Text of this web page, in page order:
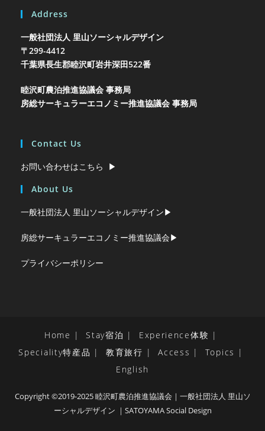
験-
加
者
募
集
Address
一般社団法人 里山ソーシャルデザイン
〒299-4412
千葉県長生郡睦沢町岩井深田522番
睦沢町農泊推進協議会 事務局
房総サーキュラーエコノミー推進協議会 事務局
Contact Us
お問い合わせはこちら ▶︎
About Us
一般社団法人 里山ソーシャルデザイン▶︎
房総サーキュラーエコノミー推進協議会▶︎
プライバシーポリシー
Home Stay宿泊
Experience体験
Speciality特産品
教育旅行 Access
Topics
English
Copyright ©2019-2025 睦沢町農泊推進協議会｜一般社団法人 里山ソ
ーシャルデザイン ｜SATOYAMA Social Design